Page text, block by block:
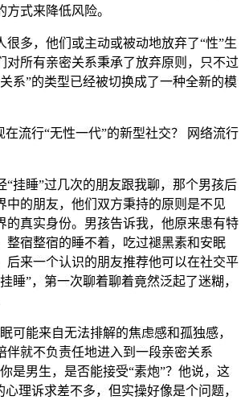
方式来降低风险。
很多，他们或主动或被动地放弃了“性”生
对所有亲密关系秉承了放弃原则，只不过
系”的类型已经被切换成了一种全新的模
“挂睡”过几次的朋友跟我聊，那个男孩后
中的朋友，他们双方秉持的原则是不见
的真实身份。男孩告诉我，他原来患有特
整宿整宿的睡不着，吃过褪黑素和安眠
后来一个认识的朋友推荐他可以在社交平
睡”，第一次聊着聊着竟然泛起了迷糊，
可能来自无法排解的焦虑感和孤独感，
伴就不负责任地进入到一段亲密关系
是男生，是否能接受“素炮”？他说，这
心理诉求差不多，但实操好像是个问题，